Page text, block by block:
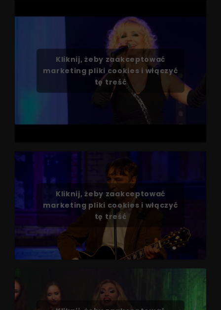
Kliknij, żeby zaakceptować
marketing pliki cookies i włączyć
tę treść
Kliknij, żeby zaakceptować
marketing pliki cookies i włączyć
tę treść